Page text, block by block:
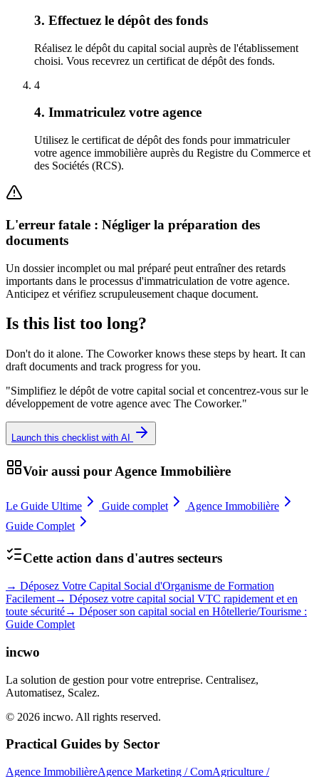
3. Effectuez le dépôt des fonds
Réalisez le dépôt du capital social auprès de l'établissement
choisi. Vous recevrez un certificat de dépôt des fonds.
4
4. Immatriculez votre agence
Utilisez le certificat de dépôt des fonds pour immatriculer
votre agence immobilière auprès du Registre du Commerce et
des Sociétés (RCS).
L'erreur fatale : Négliger la préparation des
documents
Un dossier incomplet ou mal préparé peut entraîner des retards
importants dans le processus d'immatriculation de votre agence.
Anticipez et vérifiez scrupuleusement chaque document.
Is this list too long?
Don't do it alone. The Coworker knows these steps by heart. It can
draft documents and track progress for you.
"Simplifiez le dépôt de votre capital social et concentrez-vous sur le
développement de votre agence avec The Coworker."
Launch this checklist with AI
Voir aussi pour Agence Immobilière
Le Guide Ultime Guide complet
Agence Immobilière
Guide Complet
Cette action dans d'autres secteurs
→ Déposez Votre Capital Social d'Organisme de Formation
Facilement→ Déposez votre capital social VTC rapidement et en
toute sécurité→ Déposer son capital social en Hôtellerie/Tourisme :
Guide Complet
incwo
La solution de gestion pour votre entreprise. Centralisez,
Automatisez, Scalez.
© 2026 incwo. All rights reserved.
Practical Guides by Sector
Agence ImmobilièreAgence Marketing / ComAgriculture /